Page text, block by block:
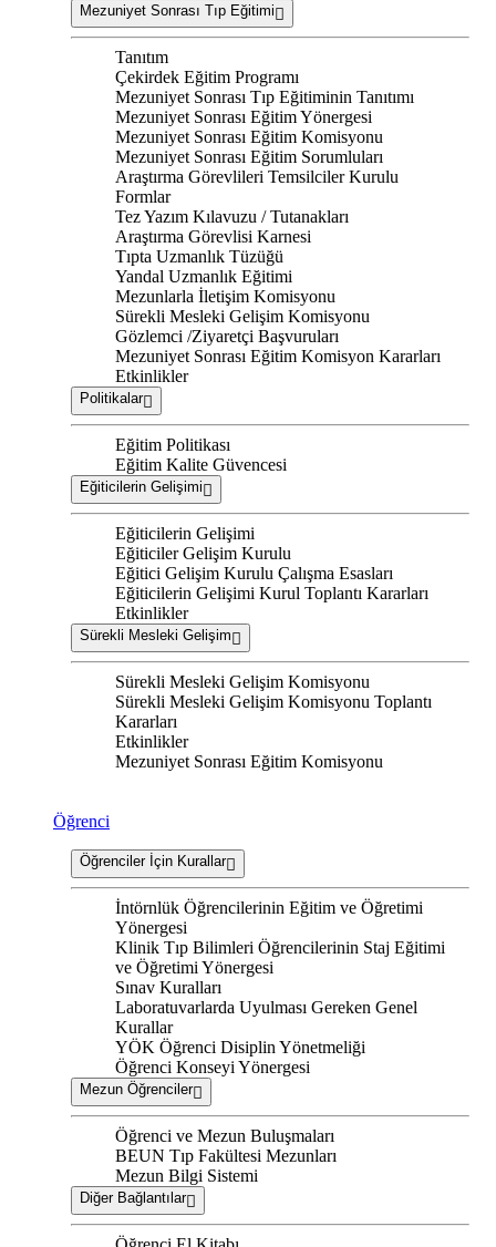
Mezuniyet Sonrası Tıp Eğitimi
Tanıtım
Çekirdek Eğitim Programı
Mezuniyet Sonrası Tıp Eğitiminin Tanıtımı
Mezuniyet Sonrası Eğitim Yönergesi
Mezuniyet Sonrası Eğitim Komisyonu
Mezuniyet Sonrası Eğitim Sorumluları
Araştırma Görevlileri Temsilciler Kurulu
Formlar
Tez Yazım Kılavuzu / Tutanakları
Araştırma Görevlisi Karnesi
Tıpta Uzmanlık Tüzüğü
Yandal Uzmanlık Eğitimi
Mezunlarla İletişim Komisyonu
Sürekli Mesleki Gelişim Komisyonu
Gözlemci /Ziyaretçi Başvuruları
Mezuniyet Sonrası Eğitim Komisyon Kararları
Etkinlikler
Politikalar
Eğitim Politikası
Eğitim Kalite Güvencesi
Eğiticilerin Gelişimi
Eğiticilerin Gelişimi
Eğiticiler Gelişim Kurulu
Eğitici Gelişim Kurulu Çalışma Esasları
Eğiticilerin Gelişimi Kurul Toplantı Kararları
Etkinlikler
Sürekli Mesleki Gelişim
Sürekli Mesleki Gelişim Komisyonu
Sürekli Mesleki Gelişim Komisyonu Toplantı
Kararları
Etkinlikler
Mezuniyet Sonrası Eğitim Komisyonu
Öğrenci
Öğrenciler İçin Kurallar
İntörnlük Öğrencilerinin Eğitim ve Öğretimi
Yönergesi
Klinik Tıp Bilimleri Öğrencilerinin Staj Eğitimi
ve Öğretimi Yönergesi
Sınav Kuralları
Laboratuvarlarda Uyulması Gereken Genel
Kurallar
YÖK Öğrenci Disiplin Yönetmeliği
Öğrenci Konseyi Yönergesi
Mezun Öğrenciler
Öğrenci ve Mezun Buluşmaları
BEUN Tıp Fakültesi Mezunları
Mezun Bilgi Sistemi
Diğer Bağlantılar